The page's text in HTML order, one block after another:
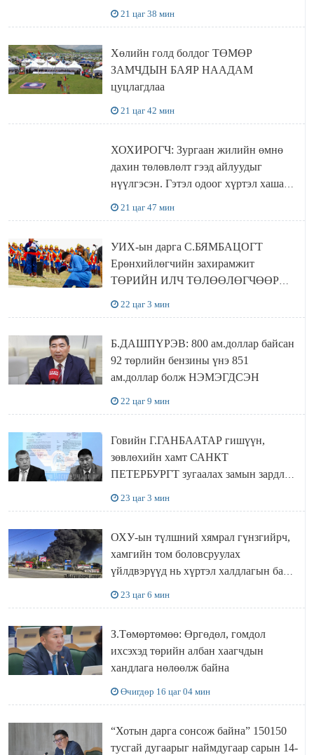
хүчингүй болгох тогтоолын төслийг
баталлаа
21 цаг 38 мин
Хөлийн голд болдог ТӨМӨР
ЗАМЧДЫН БАЯР НААДАМ
цуцлагдлаа
21 цаг 42 мин
ХОХИРОГЧ: Зургаан жилийн өмнө
дахин төлөвлөлт гээд айлуудыг
нүүлгэсэн. Гэтэл одоог хүртэл хашаа
байшин ч байхгүй, орон сууц ч
байхгүй хаана амьдрахаа мэдэхгүй явж
21 цаг 47 мин
УИХ-ын дарга С.БЯМБАЦОГТ
Ерөнхийлөгчийн захирамжит
ТӨРИЙН ИЛЧ ТӨЛӨӨЛӨГЧӨӨР
Сутай хайрханы тахилгад оролцжээ
22 цаг 3 мин
Б.ДАШПҮРЭВ: 800 ам.доллар байсан
92 төрлийн бензины үнэ 851
ам.доллар болж НЭМЭГДСЭН
22 цаг 9 мин
Говийн Г.ГАНБААТАР гишүүн,
зөвлөхийн хамт САНКТ
ПЕТЕРБУРГТ зугаалах замын зардлаа
“ИНҮТ” ТӨХХК даажээ
23 цаг 3 мин
ОХУ-ын түлшний хямрал гүнзгийрч,
хамгийн том боловсруулах
үйлдвэрүүд нь хүртэл халдлагын бай
болов
23 цаг 6 мин
З.Төмөртөмөө: Өргөдөл, гомдол
ихсэхэд төрийн албан хаагчдын
хандлага нөлөөлж байна
Өчигдөр 16 цаг 04 мин
“Хотын дарга сонсож байна” 150150
тусгай дугаарыг наймдугаар сарын 14-